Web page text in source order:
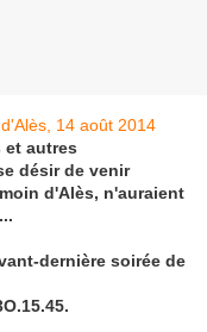
et autres
désir de venir
d'Alès, n'auraient
dernière soirée de